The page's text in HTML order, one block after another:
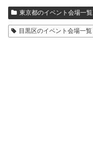
東京都のイベント会場一覧
目黒区のイベント会場一覧